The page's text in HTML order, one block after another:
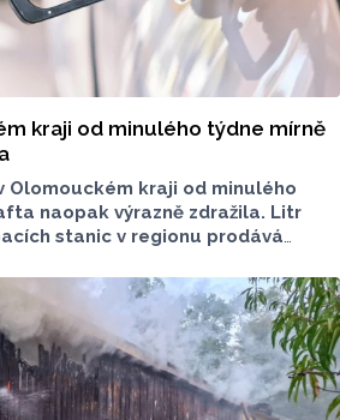
kraji od minulého týdne mírně
Olomouckém kraji od minulého
naopak výrazně zdražila. Litr
stanic v regionu prodává
nafta, za litr teď řidiči dají
Podle údajů společnosti CCS,
v současnosti o 7,73 koruny
za naftu tehdy motoristé platili